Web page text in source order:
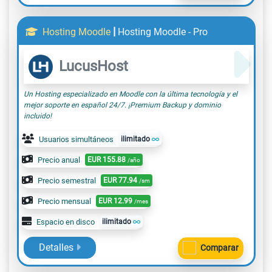
Hosting Moodle | Hosting Moodle - Pro
LucusHost
Un Hosting especializado en Moodle con la última tecnología y el
mejor soporte en español 24/7. ¡Premium Backup y dominio
incluido!
Usuarios simultáneos ilimitado
Precio anual EUR 155.88 /año
Precio semestral EUR 77.94 /sm
Precio mensual EUR 12.99 /mes
Espacio en disco ilimitado
Detalles Comparar